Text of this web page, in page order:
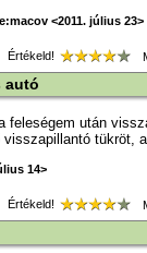
<2011. július 23>
Értékeld!
autó
feleségem után
visszapillantó tükröt,
14>
Értékeld!